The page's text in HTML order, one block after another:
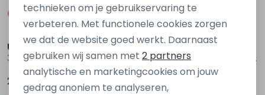
Unlocked
3217201 Z10269 Grijs antraciet
24,99
Unlocked
3217204 Z10273 Grijs midden
24,99
Analytische cookies
Marketing cookies
technieken om je gebruikservaring te
verbeteren. Met functionele cookies zorgen
we dat de website goed werkt. Daarnaast
gebruiken wij samen met 2 partners
analytische en marketingcookies om jouw
gedrag anoniem te analyseren,